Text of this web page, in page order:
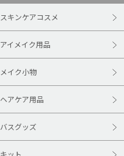
スキンケアコスメ
アイメイク用品
メイク小物
ヘアケア用品
バスグッズ
キット